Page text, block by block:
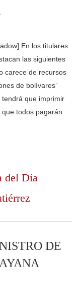
En los titulares
las siguientes
carece de recursos
de bolívares”
tendrá que imprimir
todos pagarán
del Día
DE